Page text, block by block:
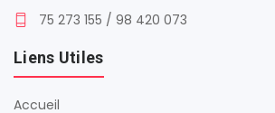
75 273 155 / 98 420 073
Liens Utiles
Accueil